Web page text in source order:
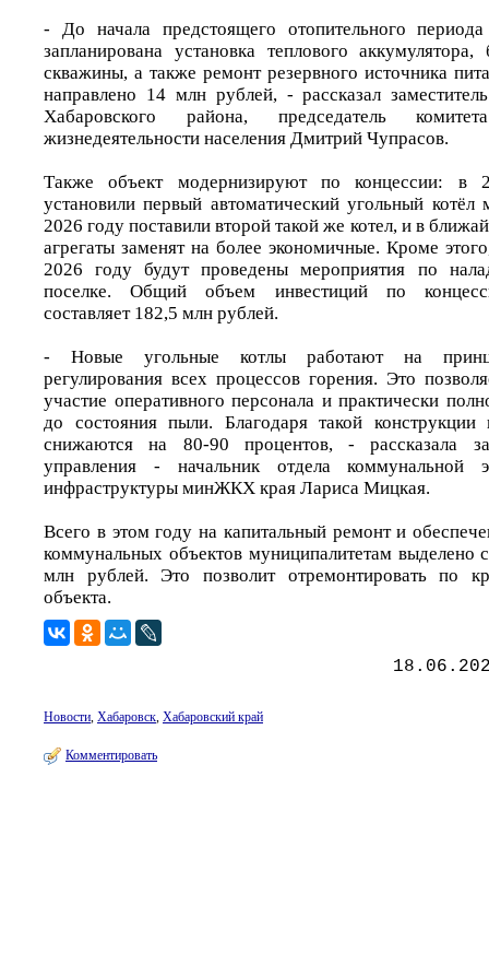
- До начала предстоящего отопительного
запланирована установка теплового
скважины, а также ремонт резервного источника
направлено 14 млн рублей, - рассказал
Хабаровского района, председатель
жизнедеятельности населения Дмитрий Чупрасов.
Также объект модернизируют по концессии: в
установили первый автоматический угольный
2026 году поставили второй такой же котел, и в
агрегаты заменят на более экономичные. Кроме
2026 году будут проведены мероприятия по
поселке. Общий объем инвестиций по
составляет 182,5 млн рублей.
- Новые угольные котлы работают на
регулирования всех процессов горения. Это
участие оперативного персонала и практически
до состояния пыли. Благодаря такой
снижаются на 80-90 процентов, - рассказала
управления - начальник отдела коммунальной
инфраструктуры минЖКХ края Лариса Мицкая.
Всего в этом году на капитальный ремонт и
коммунальных объектов муниципалитетам выделено
млн рублей. Это позволит отремонтировать по
объекта.
Новости, Хабаровск, Хабаровский край
Комментировать